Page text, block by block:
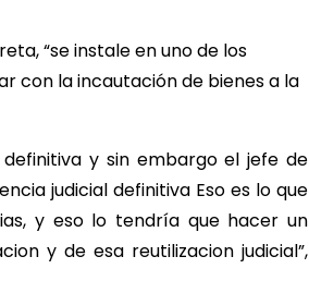
“se instale en uno de los
con la incautación de bienes a la
y sin embargo el jefe de
judicial definitiva Eso es lo que
y eso lo tendría que hacer un
y de esa reutilizacion judicial”,